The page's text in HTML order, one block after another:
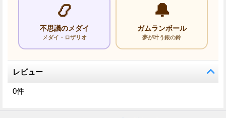
📿
不思議のメダイ
メダイ・ロザリオ
🔔
ガムランボール
夢が叶う銀の鈴
レビュー
0件